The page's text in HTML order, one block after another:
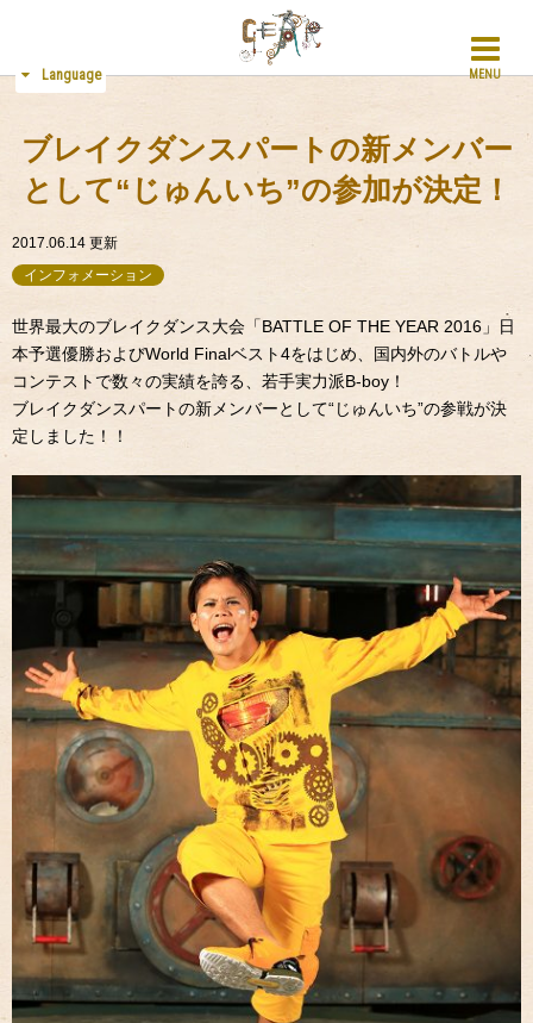
MENU
Language
ブレイクダンスパートの新メンバー
として“じゅんいち”の参加が決定！
2017.06.14 更新
インフォメーション
世界最大のブレイクダンス大会「BATTLE OF THE YEAR 2016」日
本予選優勝およびWorld Finalベスト4をはじめ、国内外のバトルや
コンテストで数々の実績を誇る、若手実力派B-boy！
ブレイクダンスパートの新メンバーとして“じゅんいち”の参戦が決
定しました！！